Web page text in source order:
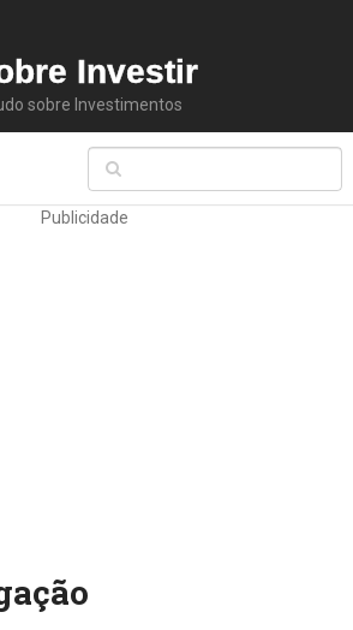
Investir
sobre Investimentos
Publicidade